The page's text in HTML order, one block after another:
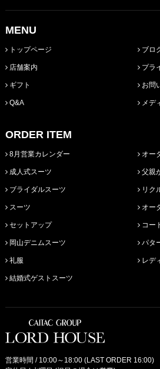
MENU
トップページ
店舗案内
ギフト
Q&A
ブロ
プラ
お問
メデ
ORDER ITEM
8月営業カレンダー
成人式スーツ
ブライダルスーツ
スーツ
セットアップ
岡山デニムスーツ
礼服
結婚式ゲストスーツ
オー
父親
リク
オー
コー
パタ
レデ
営業時間 / 10:00～18:00 (LAST ORDER 16:00)